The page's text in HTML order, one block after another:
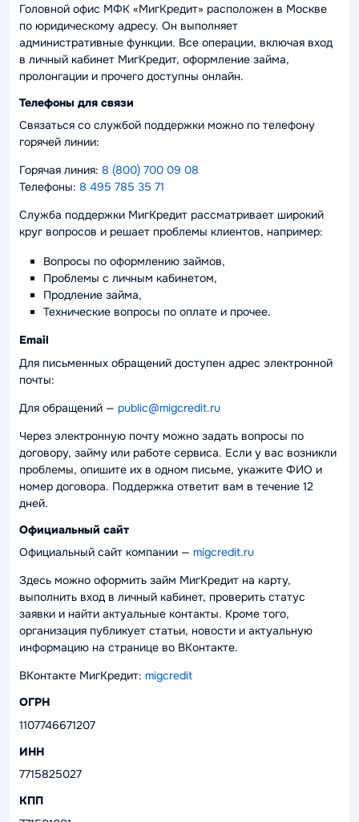
Головной офис МФК «МигКредит» расположен в Москве
по юридическому адресу. Он выполняет
административные функции. Все операции, включая вход
в личный кабинет МигКредит, оформление займа,
пролонгации и прочего доступны онлайн.
Телефоны для связи
Связаться со службой поддержки можно по телефону
горячей линии:
Горячая линия: 8 (800) 700 09 08
Телефоны: 8 495 785 35 71
Служба поддержки МигКредит рассматривает широкий
круг вопросов и решает проблемы клиентов, например:
Вопросы по оформлению займов,
Проблемы с личным кабинетом,
Продление займа,
Технические вопросы по оплате и прочее.
Email
Для письменных обращений доступен адрес электронной
почты:
Для обращений — public@migcredit.ru
Через электронную почту можно задать вопросы по
договору, займу или работе сервиса. Если у вас возникли
проблемы, опишите их в одном письме, укажите ФИО и
номер договора. Поддержка ответит вам в течение 12
дней.
Официальный сайт
Официальный сайт компании — migcredit.ru
Здесь можно оформить займ МигКредит на карту,
выполнить вход в личный кабинет, проверить статус
заявки и найти актуальные контакты. Кроме того,
организация публикует статьи, новости и актуальную
информацию на странице во ВКонтакте.
ВКонтакте МигКредит: migcredit
ОГРН
1107746671207
ИНН
7715825027
КПП